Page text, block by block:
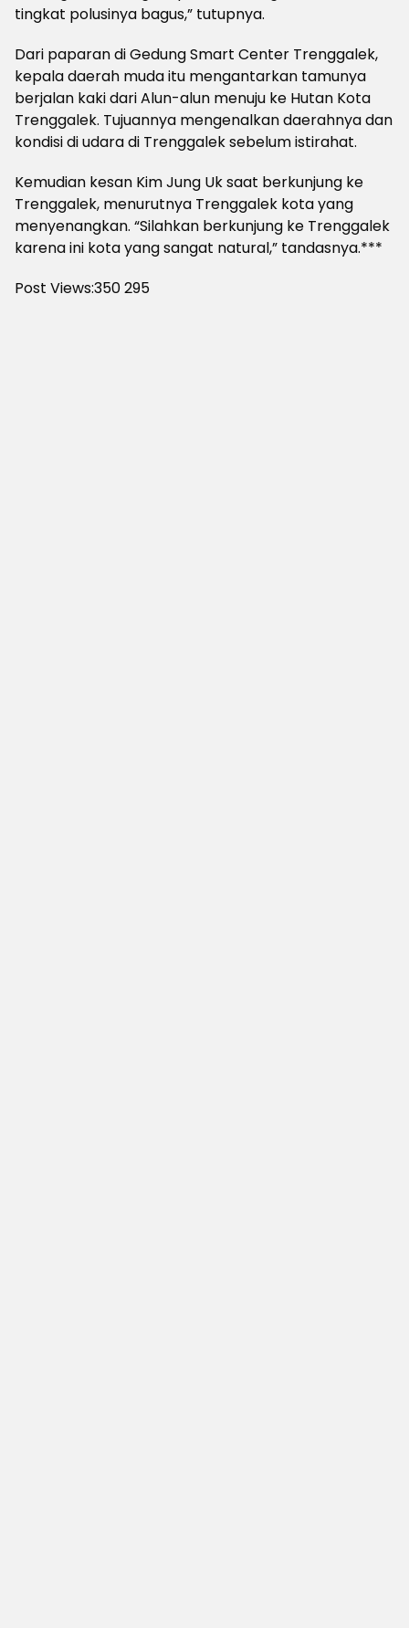
tingkat polusinya bagus,” tutupnya.
Dari paparan di Gedung Smart Center Trenggalek,
kepala daerah muda itu mengantarkan tamunya
berjalan kaki dari Alun-alun menuju ke Hutan Kota
Trenggalek. Tujuannya mengenalkan daerahnya dan
kondisi di udara di Trenggalek sebelum istirahat.
Kemudian kesan Kim Jung Uk saat berkunjung ke
Trenggalek, menurutnya Trenggalek kota yang
menyenangkan. “Silahkan berkunjung ke Trenggalek
karena ini kota yang sangat natural,” tandasnya.***
Post Views:350295